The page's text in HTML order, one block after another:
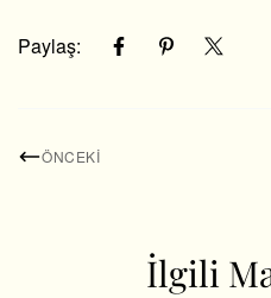
Paylaş:
ÖNCEKI
İlgili